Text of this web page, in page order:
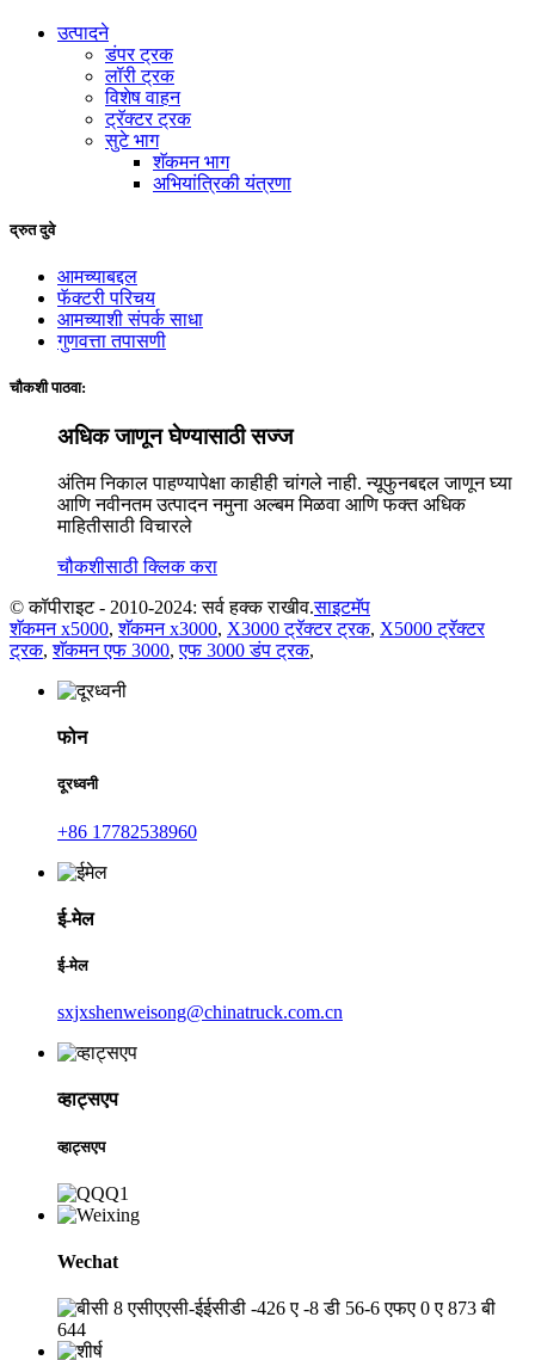
उत्पादने
डंपर ट्रक
लॉरी ट्रक
विशेष वाहन
ट्रॅक्टर ट्रक
सुटे भाग
शॅकमन भाग
अभियांत्रिकी यंत्रणा
द्रुत दुवे
आमच्याबद्दल
फॅक्टरी परिचय
आमच्याशी संपर्क साधा
गुणवत्ता तपासणी
चौकशी पाठवा:
अधिक जाणून घेण्यासाठी सज्ज
अंतिम निकाल पाहण्यापेक्षा काहीही चांगले नाही. न्यूफुनबद्दल जाणून घ्या
आणि नवीनतम उत्पादन नमुना अल्बम मिळवा आणि फक्त अधिक
माहितीसाठी विचारले
चौकशीसाठी क्लिक करा
© कॉपीराइट - 2010-2024: सर्व हक्क राखीव.साइटमॅप
शॅकमन x5000,शॅकमन x3000, X3000 ट्रॅक्टर ट्रक, X5000 ट्रॅक्टर
ट्रक,शॅकमन एफ 3000,एफ 3000 डंप ट्रक,
फोन
दूरध्वनी
+86 17782538960
ई-मेल
ई-मेल
sxjxshenweisong@chinatruck.com.cn
व्हाट्सएप
व्हाट्सएप
Wechat